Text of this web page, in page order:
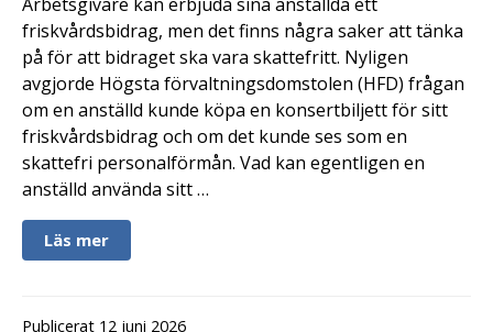
friskvårdsbidrag, men det finns några saker att tänka
på för att bidraget ska vara skattefritt. Nyligen
avgjorde Högsta förvaltningsdomstolen (HFD) frågan
om en anställd kunde köpa en konsertbiljett för sitt
friskvårdsbidrag och om det kunde ses som en
skattefri personalförmån. Vad kan egentligen en
anställd använda sitt …
Läs mer
Publicerat 12 juni 2026